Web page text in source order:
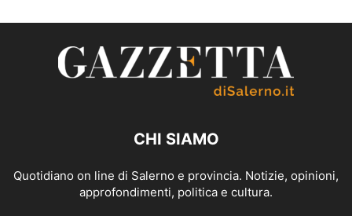
CHI SIAMO
Quotidiano on line di Salerno e provincia. Notizie, opinioni,
approfondimenti, politica e cultura.